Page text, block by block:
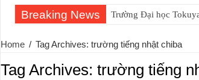
Breaking News Trường Đại học
Home / Tag Archives: trường tiếng nhật chiba
Tag Archives: trường tiếng